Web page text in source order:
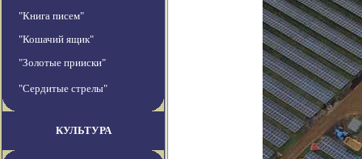
"Книга писем"
"Кошачий ящик"
"Золотые прииски"
"Сердитые стрелы"
КУЛЬТУРА